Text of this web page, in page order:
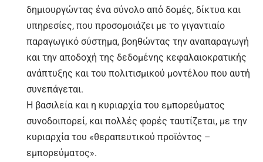
δημιουργώντας ένα σύνολο από δομές, δίκτυα και
υπηρεσίες, που προσομοιάζει με το γιγαντιαίο
παραγωγικό σύστημα, βοηθώντας την αναπαραγωγή
και την αποδοχή της δεδομένης κεφαλαιοκρατικής
ανάπτυξης και του πολιτισμικού μοντέλου που αυτή
συνεπάγεται.
Η βασιλεία και η κυριαρχία του εμπορεύματος
συνοδοιπορεί, και πολλές φορές ταυτίζεται, με την
κυριαρχία του «θεραπευτικού προϊόντος –
εμπορεύματος».